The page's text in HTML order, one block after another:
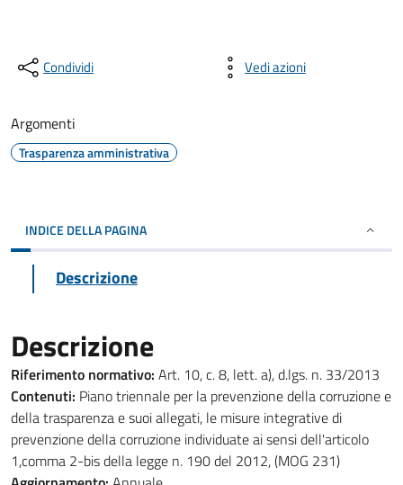
Condividi Vedi azioni
Argomenti
Trasparenza amministrativa
INDICE DELLA PAGINA
Descrizione
Descrizione
Riferimento normativo: Art. 10, c. 8, lett. a), d.lgs. n. 33/2013
Contenuti: Piano triennale per la prevenzione della corruzione e
della trasparenza e suoi allegati, le misure integrative di
prevenzione della corruzione individuate ai sensi dell'articolo
1,comma 2-bis della legge n. 190 del 2012, (MOG 231)